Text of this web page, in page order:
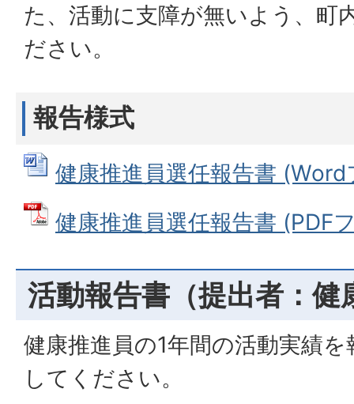
た、活動に支障が無いよう、町
ださい。
報告様式
健康推進員選任報告書
健康推進員選任報告書 (PDF
活動報告書（提出者：健
健康推進員の1年間の活動実績
してください。